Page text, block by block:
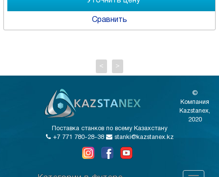
Сравнить
< >
©
Компания
Kazstanex,
2020
Поставка станков по всему Казахстану
+7 771 780-28-38
stanki@kazstanex.kz